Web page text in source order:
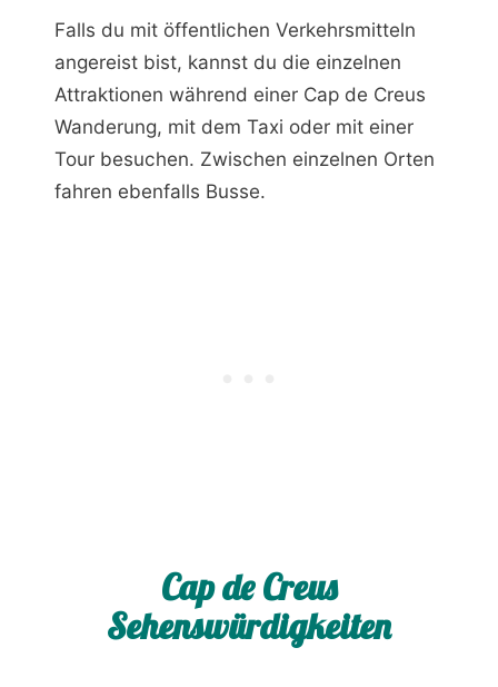
Falls du mit öffentlichen Verkehrsmitteln
angereist bist, kannst du die einzelnen
Attraktionen während einer Cap de Creus
Wanderung, mit dem Taxi oder mit einer
Tour besuchen. Zwischen einzelnen Orten
fahren ebenfalls Busse.
Cap de Creus
Sehenswürdigkeiten